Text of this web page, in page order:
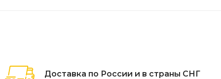
Доставка по России и в страны СНГ